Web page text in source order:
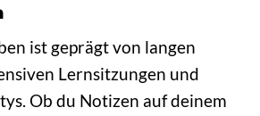
ist geprägt von langen
Lernsitzungen und
Ob du Notizen auf deinem